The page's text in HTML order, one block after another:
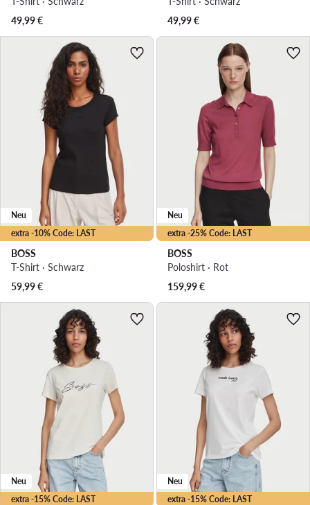
49,99€
49,99€
extra -10% Code: LAST
Neu
BOSS
T-Shirt · Schwarz
59,99€
extra -25% Code: LAST
Neu
BOSS
Poloshirt · Rot
159,99€
extra -15% Code: LAST
Neu
extra -15% Code: LAST
Neu